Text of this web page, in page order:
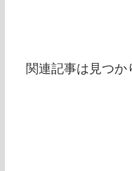
関連記事は見つか